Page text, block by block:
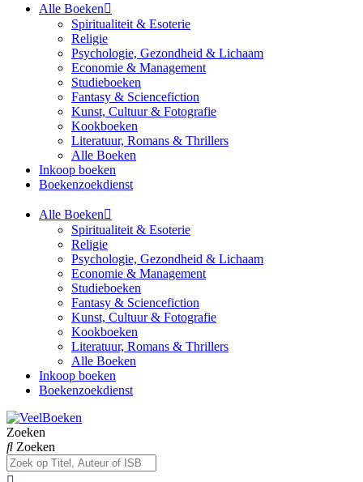
Alle Boeken
Spiritualiteit & Esoterie
Religie
Psychologie, Gezondheid & Lichaam
Economie & Management
Studieboeken
Fantasy & Sciencefiction
Kunst, Cultuur & Fotografie
Kookboeken
Literatuur, Romans & Thrillers
Alle Boeken
Inkoop boeken
Boekenzoekdienst
Alle Boeken
Spiritualiteit & Esoterie
Religie
Psychologie, Gezondheid & Lichaam
Economie & Management
Studieboeken
Fantasy & Sciencefiction
Kunst, Cultuur & Fotografie
Kookboeken
Literatuur, Romans & Thrillers
Alle Boeken
Inkoop boeken
Boekenzoekdienst
Zoeken
Zoeken